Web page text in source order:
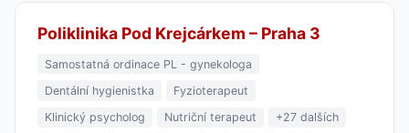
Poliklinika Pod Krejcárkem – Praha 3
Samostatná ordinace PL - gynekologa
Dentální hygienistka
Fyzioterapeut
Klinický psycholog
Nutriční terapeut +27 dalších